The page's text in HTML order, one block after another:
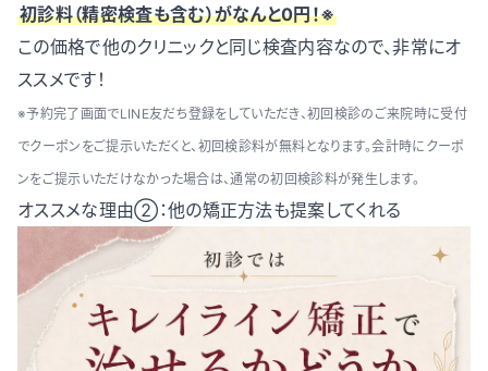
初診料（精密検査も含む）がなんと0円！※
この価格で他のクリニックと同じ検査内容なので、非常にオ
ススメです！
※予約完了画面でLINE友だち登録をしていただき、初回検診のご来院時に受付
でクーポンをご提示いただくと、初回検診料が無料となります。会計時にクーポ
ンをご提示いただけなかった場合は、通常の初回検診料が発生します。
オススメな理由②：他の矯正方法も提案してくれる